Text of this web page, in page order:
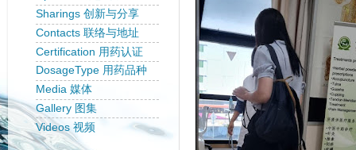
Sharings 创新与分享
Contacts 联络与地址
Certification 用药认证
DosageType 用药品种
Media 媒体
Gallery 图集
Videos 视频